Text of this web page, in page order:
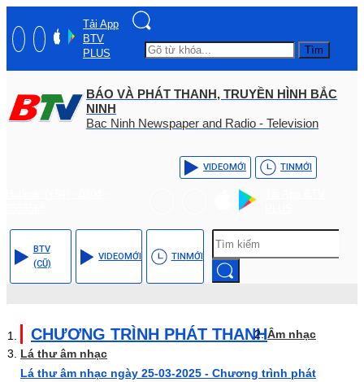
Tải App
BTV
PLUS
Tìm
BÁO VÀ PHÁT THANH, TRUYỀN HÌNH BẮC
NINH
Bac Ninh Newspaper and Radio - Television
VIDEOMỚI TINMỚI
BTV
(CŨ)
VIDEOMỚI TINMỚI
CHƯƠNG TRÌNH PHÁT THANHÂm nhạc
Lá thư âm nhạc
Lá thư âm nhạc ngày 25-03-2025 - Chương trình phát